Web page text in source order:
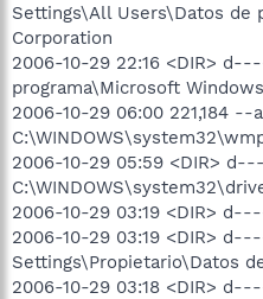
Settings\All Users\Datos de
Corporation
2006-10-29 22:16 <DIR>
programa\Microsoft
2006-10-29 06:00 221,184
2006-10-29 05:59 <DIR>
2006-10-29 03:19 <DIR>
2006-10-29 03:19 <DIR>
Settings\Propietario\Datos
2006-10-29 03:18 <DIR>